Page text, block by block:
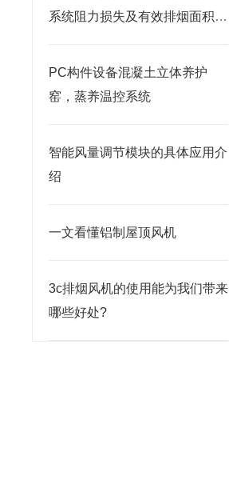
系统阻力损失及有效排烟面积的
PC构件设备混凝土立体养护
窑，蒸养温控系统
智能风量调节模块的具体应用介
绍
一文看懂铝制屋顶风机
3c排烟风机的使用能为我们带来
哪些好处?